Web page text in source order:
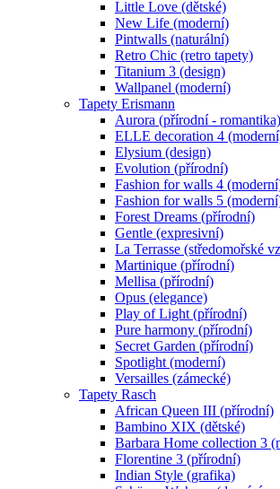
Little Love (dětské)
New Life (moderní)
Pintwalls (naturální)
Retro Chic (retro tapety)
Titanium 3 (design)
Wallpanel (moderní)
Tapety Erismann
Aurora (přírodní - romantika)
ELLE decoration 4
Elysium (design)
Evolution (přírodní)
Fashion for walls 4
Fashion for walls 5
Forest Dreams (přírodní)
Gentle (expresivní)
La Terrasse (středomořské
Martinique (přírodní)
Mellisa (přírodní)
Opus (elegance)
Play of Light (přírodní)
Pure harmony (přírodní)
Secret Garden (přírodní)
Spotlight (moderní)
Versailles (zámecké)
Tapety Rasch
African Queen III (přírodní)
Bambino XIX (dětské)
Barbara Home collection 3
Florentine 3 (přírodní)
Indian Style (grafika)